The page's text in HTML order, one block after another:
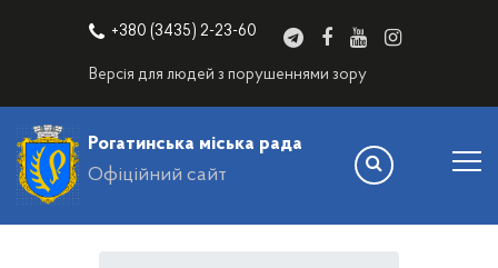
+380 (3435) 2-23-60
Версія для людей з порушеннями зору
Рогатинська міська рада
Офіційний сайт